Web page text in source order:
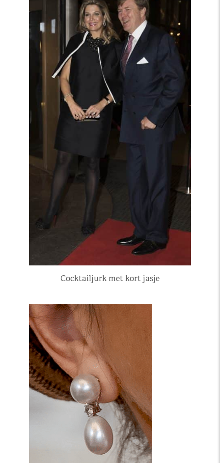
Cocktailjurk met kort jasje